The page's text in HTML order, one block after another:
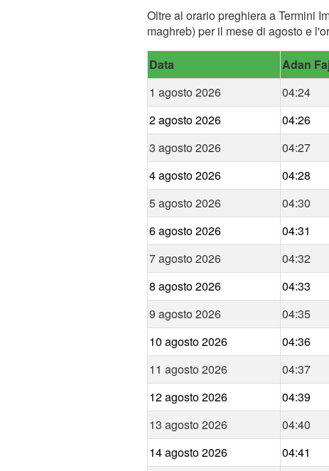
Oltre al orario preghiera a Termini
maghreb) per il mese di agosto e
Data Adan
1 agosto 2026
04:24
2 agosto 2026
04:26
3 agosto 2026
04:27
4 agosto 2026
04:28
5 agosto 2026
04:30
6 agosto 2026
04:31
7 agosto 2026
04:32
8 agosto 2026
04:33
9 agosto 2026
04:35
10 agosto 2026
04:36
11 agosto 2026
04:37
12 agosto 2026
04:39
13 agosto 2026
04:40
14 agosto 2026
04:41